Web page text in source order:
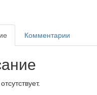
Комментарии